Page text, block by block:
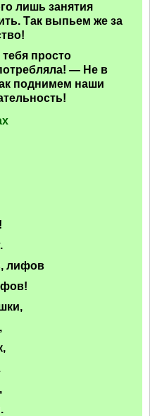
лишь занятия
Так выпьем же за
просто
— Не в
поднимем наши
лифов